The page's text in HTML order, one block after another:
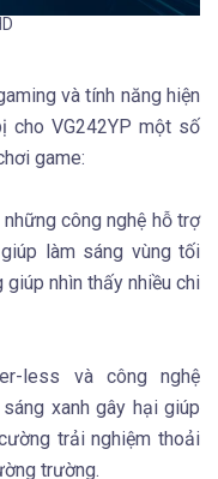
và tính năng hiện
cho VG242YP một số
game:
công nghệ hỗ trợ
làm sáng vùng tối
nhìn thấy nhiều chi
less và công nghệ
xanh gây hại giúp
trải nghiệm thoải
trường.